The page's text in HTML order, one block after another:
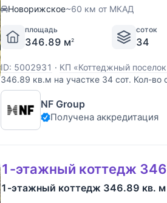
Новорижское~60 км от МКАД
площадь
346.89 м2
соток
34
ID: 5002931 · КП «Коттеджный
346.89 кв.м на участке 34 cот. Кол-во
Новорижское шоссе, 60 км от МКАД.
деревянного бруса, увеличенного
NF Group
Получена аккредитация
1-этажный коттедж
1-этажный коттедж 346.89 кв. м